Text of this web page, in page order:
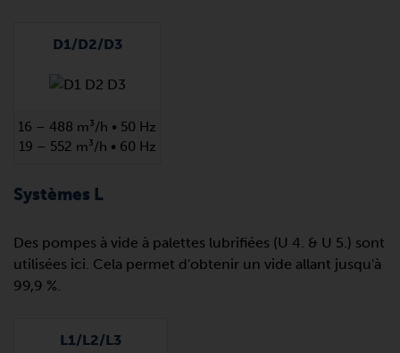
D1/D2/D3
16 – 488 m³/h • 50 Hz
19 – 552 m³/h • 60 Hz
Systèmes L
Des pompes à vide à palettes lubrifiées (U 4. & U 5.) sont
utilisées ici. Cela permet d'obtenir un vide allant jusqu'à
99,9 %.
L1/L2/L3